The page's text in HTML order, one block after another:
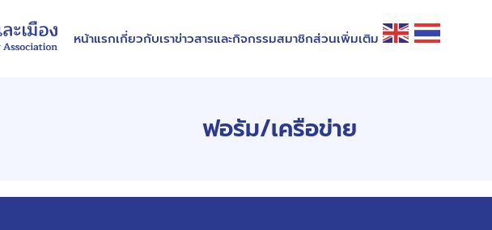
หน้าแรกเกี่ยวกับเราข่าวสารและกิจกรรมสมาชิกส่วนเพิ่มเติม
ฟอรัม/เครือข่าย